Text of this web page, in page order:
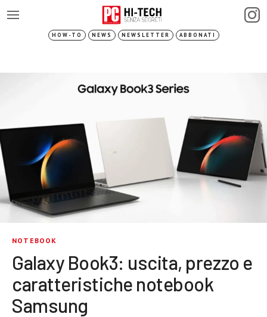
HOW-TO NEWS NEWSLETTER ABBONATI
NOTEBOOK
Galaxy Book3: uscita, prezzo e
caratteristiche notebook
Samsung